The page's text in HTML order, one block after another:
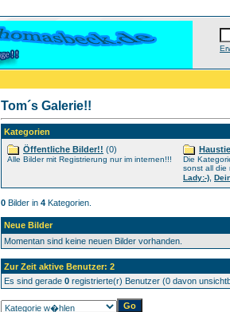
Tom´s Galerie!!
Kategorien
Öffentliche Bilder!! (0)
Alle Bilder mit Registrierung nur im internen!!!
Die
sonst all die
Lady:-)
0 Bilder in 4 Kategorien.
Neue Bilder
Momentan sind keine neuen Bilder vorhanden.
Zur Zeit aktive Benutzer: 2
Es sind gerade 0 registrierte(r) Benutzer (0 davon